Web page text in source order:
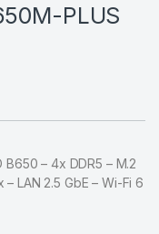
PLUS
– 4x DDR5 – M.2
– LAN 2.5 GbE – Wi-Fi 6